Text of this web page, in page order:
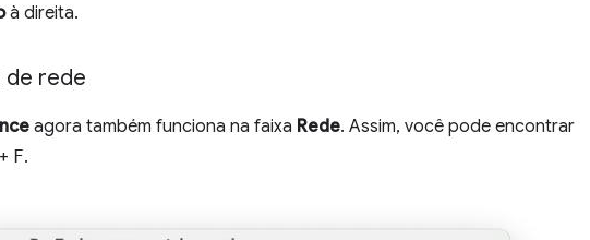
à direita.
de rede
agora também funciona na faixa Rede. Assim, você pode encontrar
+ F.